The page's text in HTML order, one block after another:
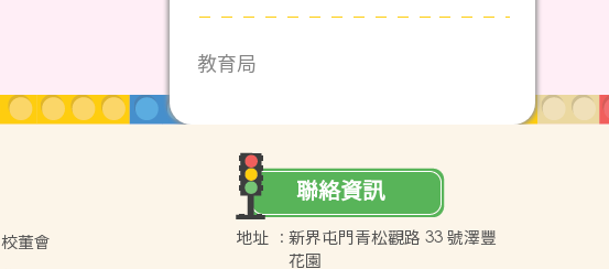
教育局
校董會
聯絡資訊
地址 : 新界屯門青松觀路 33 號澤豐
花園